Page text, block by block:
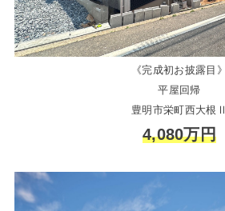
《完成初お披露目》
平屋回帰
豊明市栄町西大根Ⅱ
4,080万円